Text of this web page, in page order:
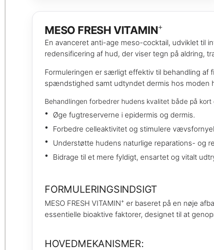
MESO FRESH VITAMIN+
En avanceret anti-age meso-cocktail, udviklet til
redensificering af hud, der viser tegn på aldring,
Formuleringen er særligt effektiv til behandling af
spændstighed samt udtyndet dermis hos moden
Behandlingen forbedrer hudens kvalitet både på kort
Øge fugtreserverne i epidermis og dermis.
Forbedre celleaktivitet og stimulere
Understøtte hudens naturlige reparations- og
Bidrage til et mere fyldigt, ensartet og vitalt
FORMULERINGSINDSIGT
MESO FRESH VITAMIN+ er baseret på en nøje
essentielle bioaktive faktorer, designet til at
HOVEDMEKANISMER: